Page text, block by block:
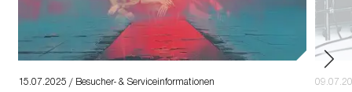
15.07.2025 / Besucher- & Serviceinformationen